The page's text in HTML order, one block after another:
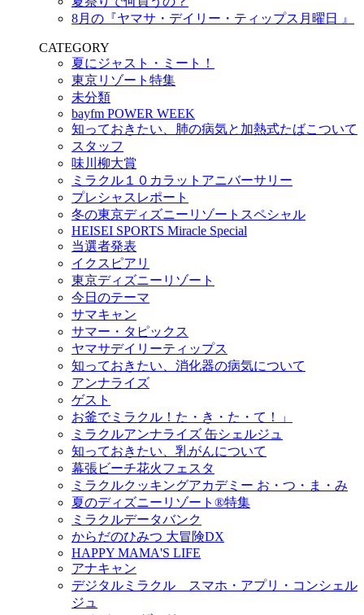
8月の『ヤマサ・デイリー・ティップス月曜日 』
CATEGORY
夏にジャスト・ミート！
東京リゾート特集
未分類
bayfm POWER WEEK
知っておきたい、肺の病気と加熱式たばこついて
スタッフ
味川柳大賞
ミラクル１０カラットアニバーサリー
プレシャスレポート
冬の東京ディズニーリゾートスペシャル
HEISEI SPORTS Miracle Special
当選者発表
イクスピアリ
東京ディズニーリゾート
今日のテーマ
サマキャン
サマー・タピックス
ヤマサデイリーティップス
知っておきたい、消化器の病気について
アンナライズ
ゲスト
お釜でミラクル！た・き・た・て！」
ミラクルアンナライズ 缶シェルジュ
知っておきたい、乳がんについて
幕張ビーチ花火フェスタ
ミラクルクッキングアカデミー お・つ・ま・み
夏のディズニーリゾート®特集
ミラクルデータバンク
からだのひみつ 大冒険DX
HAPPY MAMA'S LIFE
アナキャン
デジタルミラクル スマホ・アプリ・コンシェル
ジュ